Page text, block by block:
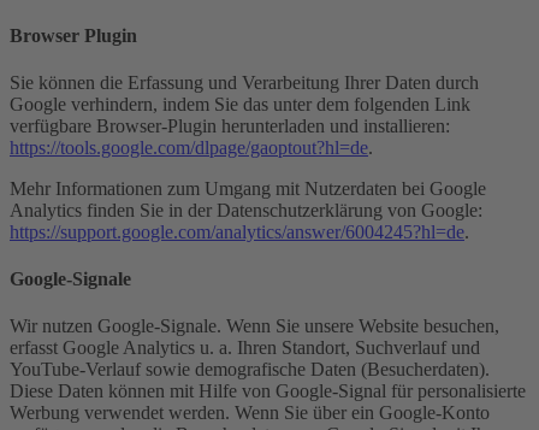
Browser Plugin
Sie können die Erfassung und Verarbeitung Ihrer Daten durch
Google verhindern, indem Sie das unter dem folgenden Link
verfügbare Browser-Plugin herunterladen und installieren:
https://tools.google.com/dlpage/gaoptout?hl=de.
Mehr Informationen zum Umgang mit Nutzerdaten bei Google
Analytics finden Sie in der Datenschutzerklärung von Google:
https://support.google.com/analytics/answer/6004245?hl=de.
Google-Signale
Wir nutzen Google-Signale. Wenn Sie unsere Website besuchen,
erfasst Google Analytics u. a. Ihren Standort, Suchverlauf und
YouTube-Verlauf sowie demografische Daten (Besucherdaten).
Diese Daten können mit Hilfe von Google-Signal für personalisierte
Werbung verwendet werden. Wenn Sie über ein Google-Konto